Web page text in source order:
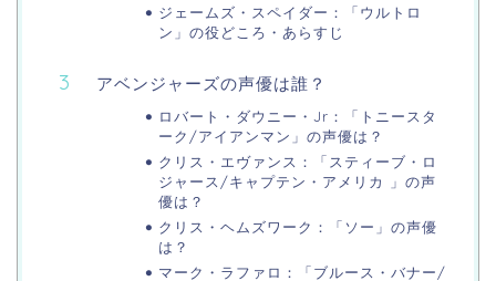
ジェームズ・スペイダー：「ウルトロ
ン」の役どころ・あらすじ
アベンジャーズの声優は誰？
ロバート・ダウニー・Jr：「トニースタ
ーク/アイアンマン」の声優は？
クリス・エヴァンス：「スティーブ・ロ
ジャース/キャプテン・アメリカ 」の声
優は？
クリス・ヘムズワーク：「ソー」の声優
は？
マーク・ラファロ：「ブルース・バナー/